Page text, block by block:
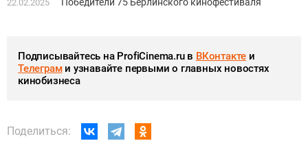
22.02.2025
Подписывайтесь на ProfiCinema.ru в ВКонтакте и
Телеграми узнавайте первыми о главных новостях
кинобизнеса
Поделиться: